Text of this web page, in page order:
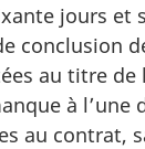
jours et
conclusion
au titre de
à l’une
au contrat,